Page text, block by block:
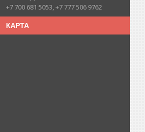
+7 700 681 5053, +7 777 506 9762
КАРТА